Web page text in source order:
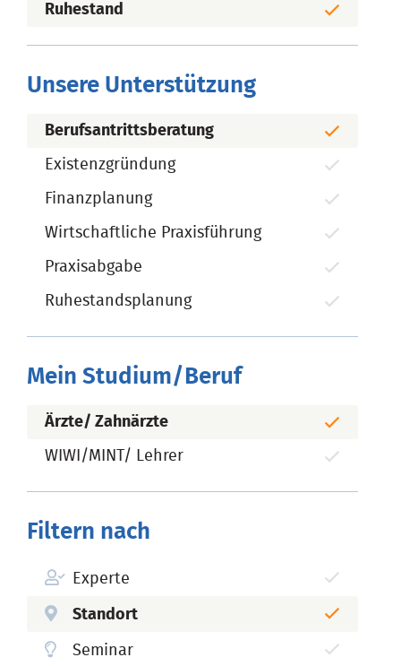
Ruhestand
Unsere Unterstützung
Berufsantrittsberatung
Existenzgründung
Finanzplanung
Wirtschaftliche Praxisführung
Praxisabgabe
Ruhestandsplanung
Mein Studium/Beruf
Ärzte/ Zahnärzte
WIWI/MINT/ Lehrer
Filtern nach
Experte
Standort
Seminar